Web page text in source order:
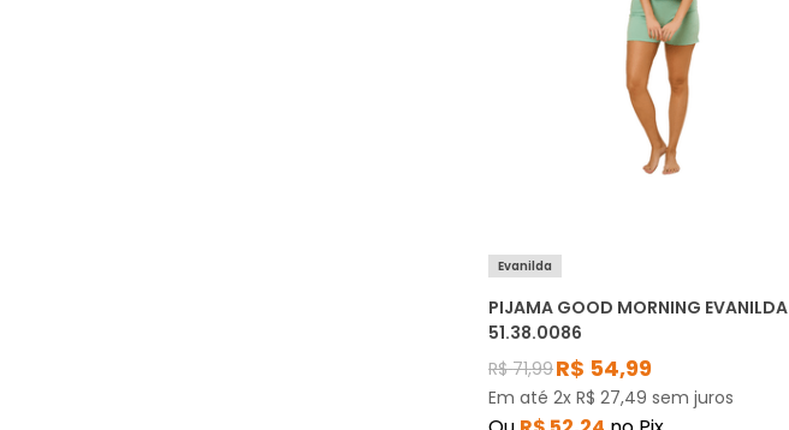
Evanilda
PIJAMA GOOD MORNING EVANILDA
51.38.0086
R$ 71,99R$ 54,99
Em até2xR$ 27,49 sem juros